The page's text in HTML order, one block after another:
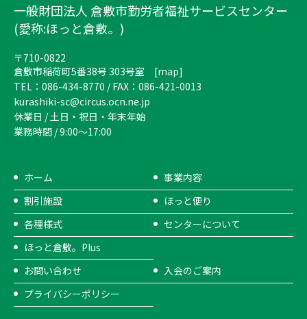
一般財団法人 倉敷市勤労者福祉サービスセンター
(愛称:ほっと倉敷。)
〒710-0822
倉敷市稲荷町5番38号 303号室 [map]
TEL：086-434-8770 / FAX：086-421-0013
kurashiki-sc@circus.ocn.ne.jp
休業日 / 土日・祝日・年末年始
業務時間 / 9:00～17:00
ホーム
事業内容
割引施設
ほっと便り
各種様式
センターについて
ほっと倉敷。Plus
お問い合わせ
入会のご案内
プライバシーポリシー